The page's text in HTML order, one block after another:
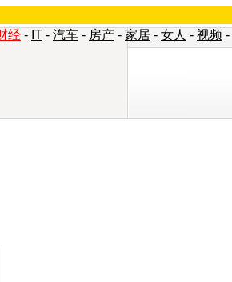
经 - IT - 汽车 - 房产 - 家居 - 女人 - 视频 -